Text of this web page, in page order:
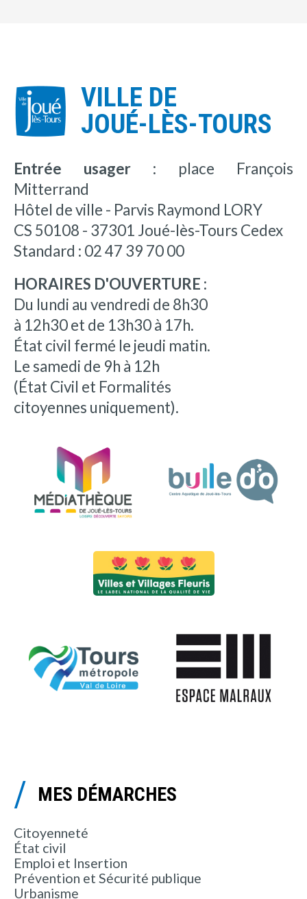
VILLE DE
JOUÉ-LÈS-TOURS
Entrée usager : place François
Mitterrand
Hôtel de ville - Parvis Raymond LORY
CS 50108 - 37301 Joué-lès-Tours Cedex
Standard : 02 47 39 70 00
HORAIRES D'OUVERTURE :
Du lundi au vendredi de 8h30
à 12h30 et de 13h30 à 17h.
État civil fermé le jeudi matin.
Le samedi de 9h à 12h
(État Civil et Formalités
citoyennes uniquement).
MES DÉMARCHES
Citoyenneté
État civil
Emploi et Insertion
Prévention et Sécurité publique
Urbanisme